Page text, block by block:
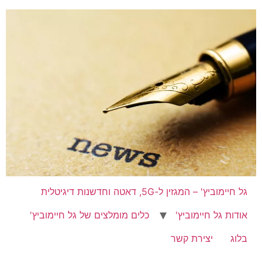
Skip
content
גל חיימוביץ' – המגזין ל-5G, דאטה וחדשנות דיגיטלית
אודות גל חיימוביץ'
כלים מומלצים של גל חיימוביץ'
בלוג
יצירת קשר